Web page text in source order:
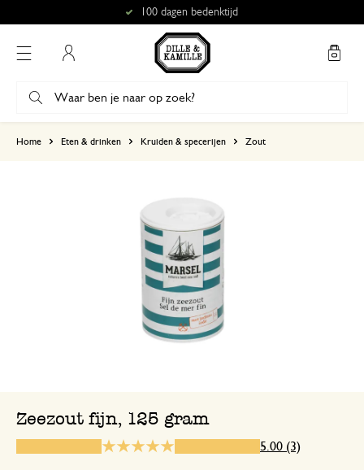
100 dagen bedenktijd
Home Eten & drinken Kruiden & specerijen Zout
Zeezout fijn, 125 gram
5.00 (3)
2
1
4 maart 2024